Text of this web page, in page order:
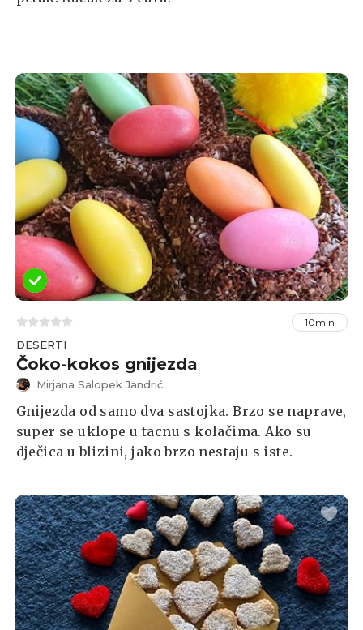
10min
DESERTI
Čoko-kokos gnijezda
Mirjana Salopek Jandrić
Gnijezda od samo dva sastojka. Brzo se naprave,
super se uklope u tacnu s kolačima. Ako su
dječica u blizini, jako brzo nestaju s iste.